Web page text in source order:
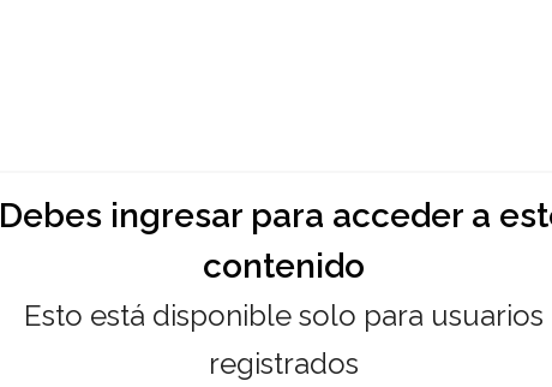
Debes ingresar para acceder a
contenido
Esto está disponible solo para usuarios
registrados